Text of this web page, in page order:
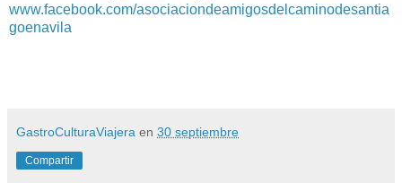
www.facebook.com/asociaciondeamigosdelcaminodesantia
goenavila
GastroCulturaViajera en 30 septiembre
Compartir